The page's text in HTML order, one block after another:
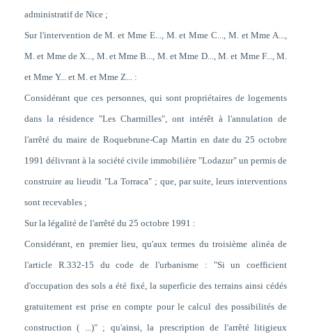
administratif de Nice ;
Sur l'intervention de M. et Mme E..., M. et Mme C..., M. et Mme A...,
M. et Mme de X..., M. et Mme B..., M. et Mme D..., M. et Mme F..., M.
et Mme Y... et M. et Mme Z... :
Considérant que ces personnes, qui sont propriétaires de logements
dans la résidence "Les Charmilles", ont intérêt à l'annulation de
l'arrêté du maire de Roquebrune-Cap Martin en date du 25 octobre
1991 délivrant à la société civile immobilière "Lodazur" un permis de
construire au lieudit "La Torraca" ; que, par suite, leurs interventions
sont recevables ;
Sur la légalité de l'arrêté du 25 octobre 1991 :
Considérant, en premier lieu, qu'aux termes du troisième alinéa de
l'article R.332-15 du code de l'urbanisme : "Si un coefficient
d'occupation des sols a été fixé, la superficie des terrains ainsi cédés
gratuitement est prise en compte pour le calcul des possibilités de
construction ( ...)" ; qu'ainsi, la prescription de l'arrêté litigieux